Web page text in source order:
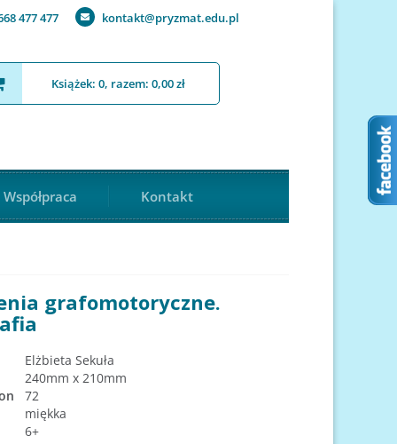
477 477 kontakt@pryzmat.edu.pl
Książek: 0, razem: 0,00 zł
Współpraca Kontakt
grafomotoryczne.
Elżbieta Sekuła
240mm x 210mm
72
miękka
6+